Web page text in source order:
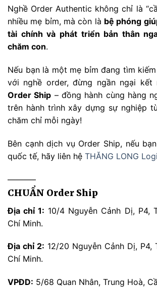
Nghề Order Authentic không chỉ là
nhiều mẹ bỉm, mà còn là bệ phóng
tài chính và phát triển bản thân
chăm con.
Nếu bạn là một mẹ bỉm đang tìm
với nghề order, đừng ngần ngại kết
Order Ship – đồng hành cùng hàng
trên hành trình xây dựng sự nghiệp
chăm chỉ mỗi ngày!
Bên cạnh dịch vụ Order Ship, nếu
quốc tế, hãy liên hệ THĂNG LONG
———–
CHUẨN Order Ship
Địa chỉ 1: 10/4 Nguyễn Cảnh Dị, P4,
Chí Minh.
Địa chỉ 2: 12/20 Nguyễn Cảnh Dị, P4,
Chí Minh.
VPĐD: 5/68 Quan Nhân, Trung Hoà,